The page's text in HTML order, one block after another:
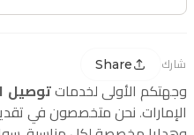
شارك Share
وجهتكم الأولى لخدمات توصيل
الإمارات. نحن متخصصون في